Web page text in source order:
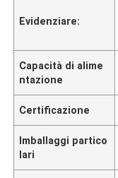
Evidenziare:
Capacità di alime
ntazione
Certificazione
Imballaggi partico
lari